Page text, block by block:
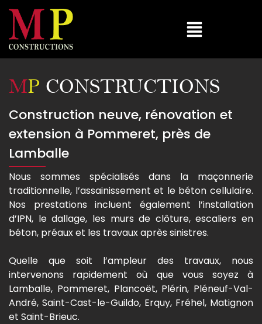
MP CONSTRUCTIONS
Construction neuve, rénovation et
extension à Pommeret, près de
Lamballe
Nous sommes spécialisés dans la maçonnerie
traditionnelle, l’assainissement et le béton cellulaire.
Nos prestations incluent également l’installation
d’IPN, le dallage, les murs de clôture, escaliers en
béton, préaux et les travaux après sinistres.
Quelle que soit l’ampleur des travaux, nous
intervenons rapidement où que vous soyez à
Lamballe, Pommeret, Plancoët, Plérin, Pléneuf-Val-
André, Saint-Cast-le-Guildo, Erquy, Fréhel, Matignon
et Saint-Brieuc.